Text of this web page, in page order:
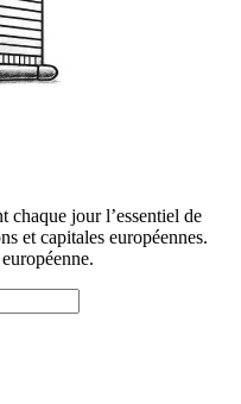
chaque jour l’essentiel de
et capitales européennes.